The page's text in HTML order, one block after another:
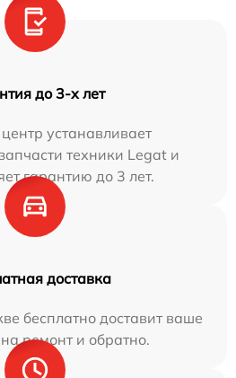
до 3-х лет
устанавливает
техники Legat и
гарантию до 3 лет.
доставка
бесплатно доставит ваше
ремонт и обратно.